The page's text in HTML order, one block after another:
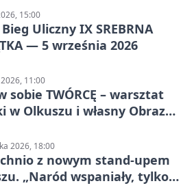
15:00
Uliczny IX SREBRNA
— 5 września 2026
11:00
sobie TWÓRCĘ – warsztat
w Olkuszu i własny Obraz
2026, 18:00
z nowym stand-upem
„Naród wspaniały, tylko